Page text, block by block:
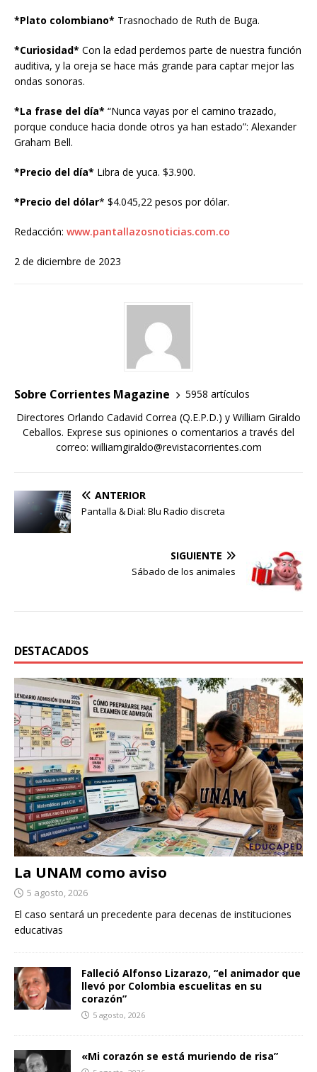
*Plato colombiano* Trasnochado de Ruth de Buga.
*Curiosidad* Con la edad perdemos parte de nuestra función
auditiva, y la oreja se hace más grande para captar mejor las
ondas sonoras.
*La frase del día* “Nunca vayas por el camino trazado,
porque conduce hacia donde otros ya han estado”: Alexander
Graham Bell.
*Precio del día* Libra de yuca. $3.900.
*Precio del dólar* $4.045,22 pesos por dólar.
Redacción: www.pantallazosnoticias.com.co
2 de diciembre de 2023
Sobre Corrientes Magazine
5958 artículos
Directores Orlando Cadavid Correa (Q.E.P.D.) y William Giraldo
Ceballos. Exprese sus opiniones o comentarios a través del
correo: williamgiraldo@revistacorrientes.com
ANTERIOR
Pantalla & Dial: Blu Radio discreta
SIGUIENTE
Sábado de los animales
DESTACADOS
La UNAM como aviso
5 agosto, 2026
El caso sentará un precedente para decenas de instituciones
educativas
Falleció Alfonso Lizarazo, “el animador que
llevó por Colombia escuelitas en su
corazón”
5 agosto, 2026
«Mi corazón se está muriendo de risa”